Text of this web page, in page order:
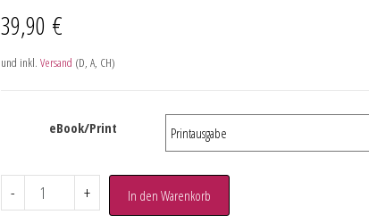
39,90 €
und inkl. Versand (D, A, CH)
eBook/Print
- + In den Warenkorb